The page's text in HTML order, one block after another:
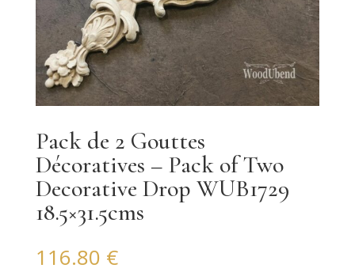
Pack de 2 Gouttes
Décoratives – Pack of Two
Decorative Drop WUB1729
18.5×31.5cms
116.80 €